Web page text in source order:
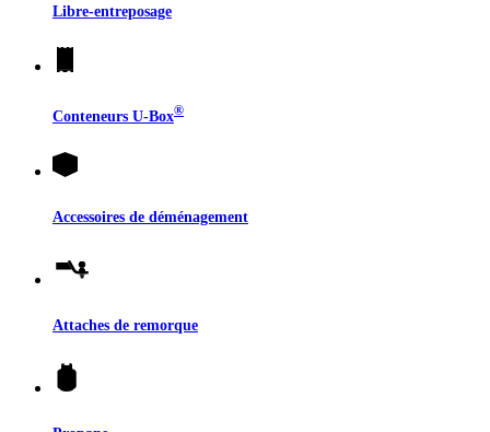
Libre-entreposage
Conteneurs U-Box®
Accessoires de déménagement
Attaches de remorque